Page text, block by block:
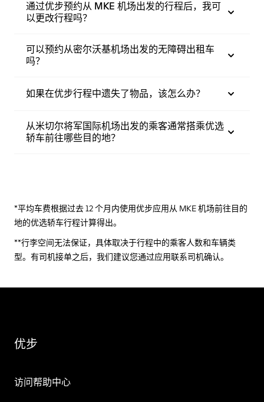
通过优步预约从 MKE 机场出发的行程后，我可
以更改行程吗？
可以预约从密尔沃基机场出发的无障碍出租车
吗？
如果在优步行程中遗失了物品，该怎么办？
从米切尔将军国际机场出发的乘客通常搭乘优选
轿车前往哪些目的地？
*平均车费根据过去 12 个月内使用优步应用从 MKE 机场前往目的
地的优选轿车行程计算得出。
**行李空间无法保证，具体取决于行程中的乘客人数和车辆类
型。有司机接单之后，我们建议您通过应用联系司机确认。
优步
访问帮助中心